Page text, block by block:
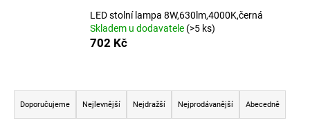
LED stolní lampa 8W,630lm,4000K,černá
Skladem u dodavatele (>5 ks)
702 Kč
Řazení produktů
Doporučujeme Nejlevnější Nejdražší Nejprodávanější Abecedně
?